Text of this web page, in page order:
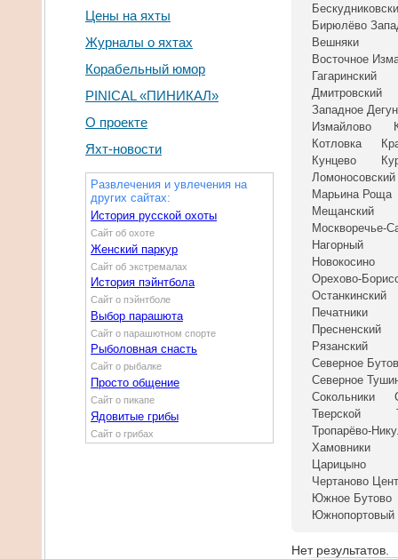
Цены на яхты
Журналы о яхтах
Корабельный юмор
PINICAL «ПИНИКАЛ»
О проекте
Яхт-новости
Развлечения и увлечения на
других сайтах:
История русской охоты
Сайт об охоте
Женский паркур
Сайт об экстремалах
История пэйнтбола
Сайт о пэйнтболе
Выбор парашюта
Сайт о парашютном спорте
Рыболовная снасть
Сайт о рыбалке
Просто общение
Сайт о пикапе
Ядовитые грибы
Сайт о грибах
Бирюлёво
Вешняки
Восточное
Гагаринский
Дмитровский
Западное
Измайлово
Котловка
Кунцево
Ломоносовский
Марьина Роща
Мещанский
Москворечье-
Нагорный
Новокосино
Орехово-
Останкинский
Печатники
Пресненский
Рязанский
Северное
Северное
Сокольники
Тверской
Тропарёво-
Хамовники
Царицыно
Чертаново
Южное Бутово
Южнопортовый
Нет результатов.